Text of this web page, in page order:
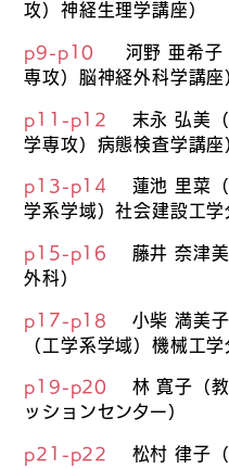
攻）神経生理学講座）
p9-p10
河野 亜希子
専攻）脳神経外科学講座
p11-p12
末永 弘美（
学専攻）病態検査学講座
p13-p14
蓮池 里菜（
学系学域）社会建設工学
p15-p16
藤井 奈津美
外科）
p17-p18
小柴 満美子
（工学系学域）機械工学
p19-p20
林 寛子（教
ッションセンター）
p21-p22
松村 律子（